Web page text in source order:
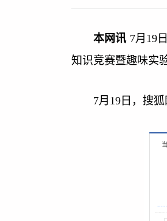
本网讯 7月19
知识竞赛暨趣味实
7月19日，搜